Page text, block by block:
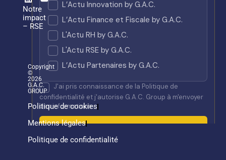
Notre
impact
– RSE
Copyright
©
2026
G.A.C.
GROUP
Politique de cookies
Mentions légales
Politique de confidentialité